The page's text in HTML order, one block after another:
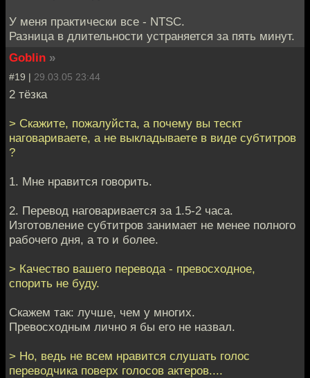
У меня практически все - NTSC.
Разница в длительности устраняется за пять минут.
Goblin »
#19 | 29.03.05 23:44
2 тёзка
> Скажите, пожалуйста, а почему вы тескт
наговариваете, а не выкладываете в виде субтитров
?
1. Мне нравится говорить.
2. Перевод наговаривается за 1.5-2 часа.
Изготовление субтитров занимает не менее полного
рабочего дня, а то и более.
> Качество вашего перевода - превосходное,
спорить не буду.
Скажем так: лучше, чем у многих.
Превосходным лично я бы его не назвал.
> Но, ведь не всем нравится слушать голос
переводчика поверх голосов актеров....